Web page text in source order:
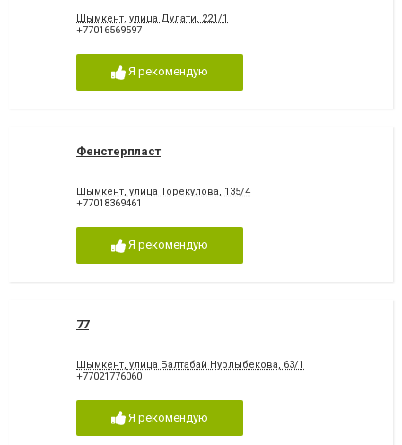
Шымкент, улица Дулати, 221/1
+77016569597
Я рекомендую
Фенстерпласт
Шымкент, улица Торекулова, 135/4
+77018369461
Я рекомендую
77
Шымкент, улица Балтабай Нурлыбекова, 63/1
+77021776060
Я рекомендую